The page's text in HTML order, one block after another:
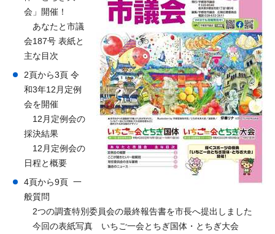
会」開催！
あなたと市議
会187号 表紙と
主な目次
2頁から3頁 令
和3年12月定例
会を開催
12月定例会の
採決結果
12月定例会の
日程と概要
4頁から9頁 一
般質問
2つの調査特別委員会の最終報告書を市長へ提出しました
今回の表紙写真 いちご一会とちぎ国体・とちぎ大会